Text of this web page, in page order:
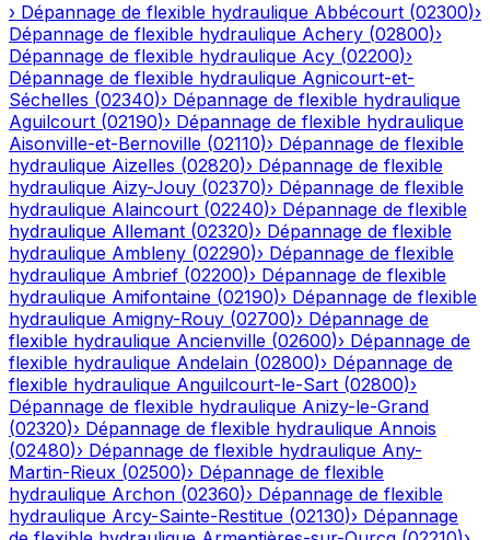
› Dépannage de flexible hydraulique Abbécourt (02300)›
Dépannage de flexible hydraulique Achery (02800)›
Dépannage de flexible hydraulique Acy (02200)›
Dépannage de flexible hydraulique Agnicourt-et-
Séchelles (02340)› Dépannage de flexible hydraulique
Aguilcourt (02190)› Dépannage de flexible hydraulique
Aisonville-et-Bernoville (02110)› Dépannage de flexible
hydraulique Aizelles (02820)› Dépannage de flexible
hydraulique Aizy-Jouy (02370)› Dépannage de flexible
hydraulique Alaincourt (02240)› Dépannage de flexible
hydraulique Allemant (02320)› Dépannage de flexible
hydraulique Ambleny (02290)› Dépannage de flexible
hydraulique Ambrief (02200)› Dépannage de flexible
hydraulique Amifontaine (02190)› Dépannage de flexible
hydraulique Amigny-Rouy (02700)› Dépannage de
flexible hydraulique Ancienville (02600)› Dépannage de
flexible hydraulique Andelain (02800)› Dépannage de
flexible hydraulique Anguilcourt-le-Sart (02800)›
Dépannage de flexible hydraulique Anizy-le-Grand
(02320)› Dépannage de flexible hydraulique Annois
(02480)› Dépannage de flexible hydraulique Any-
Martin-Rieux (02500)› Dépannage de flexible
hydraulique Archon (02360)› Dépannage de flexible
hydraulique Arcy-Sainte-Restitue (02130)› Dépannage